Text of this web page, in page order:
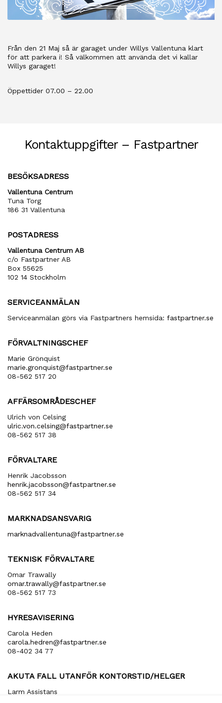
Från den 21 Maj så är garaget under Willys Vallentuna klart
för att parkera i! Så välkommen att använda det vi kallar
Willys garaget!
Öppettider 07.00 – 22.00
Kontaktuppgifter – Fastpartner
BESÖKSADRESS
Vallentuna Centrum
Tuna Torg
186 31 Vallentuna
POSTADRESS
Vallentuna Centrum AB
c/o Fastpartner AB
Box 55625
102 14 Stockholm
SERVICEANMÄLAN
Serviceanmälan görs via Fastpartners hemsida: fastpartner.se
FÖRVALTNINGSCHEF
Marie Grönquist
marie​.gronquist​@fastpartner​.se
08-562 517 20
AFFÄRSOMRÅDESCHEF
Ulrich von Celsing
ulric​.von​.celsing​@fastpartner​.se
08-562 517 38
FÖRVALTARE
Henrik Jacobsson
henrik​.jacobsson​@fastpartner​.se
08-562 517 34
MARKNADSANSVARIG
marknadvallentuna​@fastpartner​.se
TEKNISK FÖRVALTARE
Omar Trawally
omar.trawally@fastpartner.se
08-562 517 73
HYRESAVISERING
Carola Heden
carola​.hedren​@fastpartner​.se
08-402 34 77
AKUTA FALL UTANFÖR KONTORSTID/HELGER
Larm Assistans